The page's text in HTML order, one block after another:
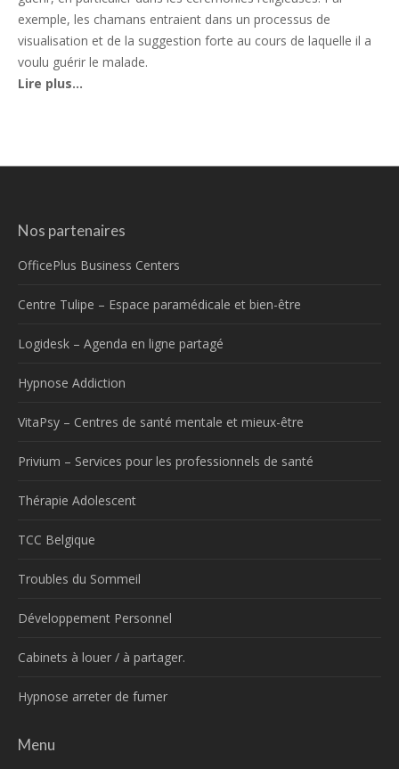
exemple, les chamans entraient dans un processus de
visualisation et de la suggestion forte au cours de laquelle il a
voulu guérir le malade.
Lire plus…
Nos partenaires
OfficePlus Business Centers
Centre Tulipe – Espace paramédicale et bien-être
Logidesk – Agenda en ligne partagé
Hypnose Addiction
VitaPsy – Centres de santé mentale et mieux-être
Privium – Services pour les professionnels de santé
Thérapie Adolescent
TCC Belgique
Troubles du Sommeil
Développement Personnel
Cabinets à louer / à partager.
Hypnose arreter de fumer
Menu